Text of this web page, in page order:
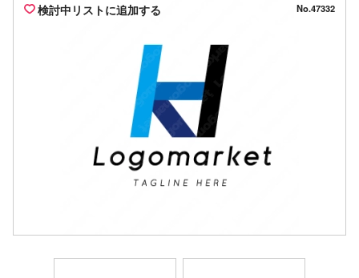
検討中リストに追加する No.47332